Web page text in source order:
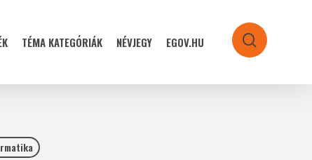
TÉMA KATEGÓRIÁK NÉVJEGY EGOV.HU search